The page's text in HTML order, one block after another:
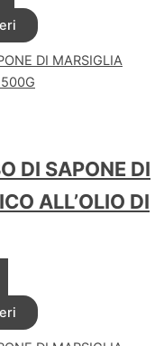
DI SAPONE DI
ALL’OLIO DI